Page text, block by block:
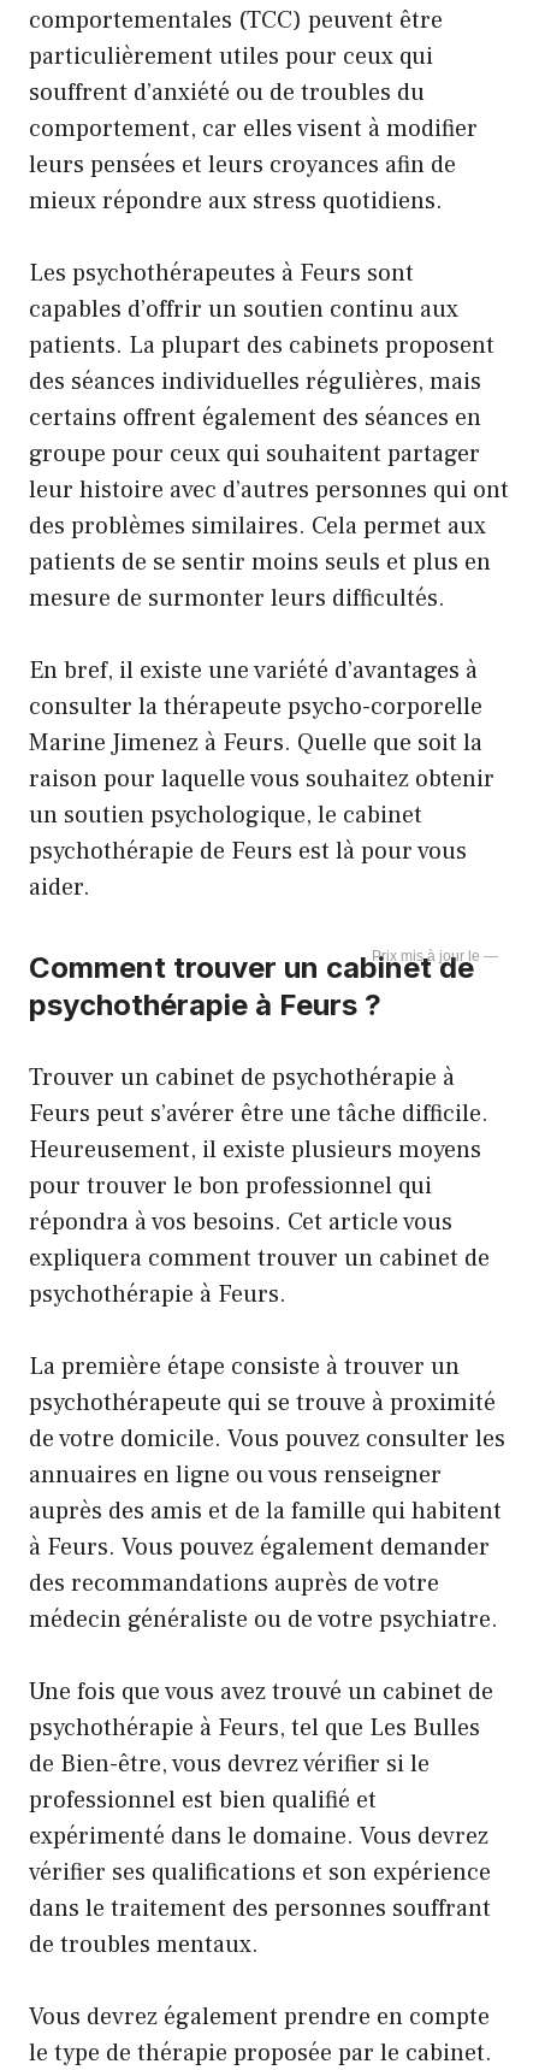
comportementales (TCC) peuvent être
particulièrement utiles pour ceux qui
souffrent d’anxiété ou de troubles du
comportement, car elles visent à modifier
leurs pensées et leurs croyances afin de
mieux répondre aux stress quotidiens.
Les psychothérapeutes à Feurs sont
capables d’offrir un soutien continu aux
patients. La plupart des cabinets proposent
des séances individuelles régulières, mais
certains offrent également des séances en
groupe pour ceux qui souhaitent partager
leur histoire avec d’autres personnes qui ont
des problèmes similaires. Cela permet aux
patients de se sentir moins seuls et plus en
mesure de surmonter leurs difficultés.
En bref, il existe une variété d’avantages à
consulter la thérapeute psycho-corporelle
Marine Jimenez à Feurs. Quelle que soit la
raison pour laquelle vous souhaitez obtenir
un soutien psychologique, le cabinet
psychothérapie de Feurs est là pour vous
aider.
—
Comment trouver un cabinet de
psychothérapie à Feurs ?
Trouver un cabinet de psychothérapie à
Feurs peut s’avérer être une tâche difficile.
Heureusement, il existe plusieurs moyens
pour trouver le bon professionnel qui
répondra à vos besoins. Cet article vous
expliquera comment trouver un cabinet de
psychothérapie à Feurs.
La première étape consiste à trouver un
psychothérapeute qui se trouve à proximité
de votre domicile. Vous pouvez consulter les
annuaires en ligne ou vous renseigner
auprès des amis et de la famille qui habitent
à Feurs. Vous pouvez également demander
des recommandations auprès de votre
médecin généraliste ou de votre psychiatre.
Une fois que vous avez trouvé un cabinet de
psychothérapie à Feurs, tel que Les Bulles
de Bien-être, vous devrez vérifier si le
professionnel est bien qualifié et
expérimenté dans le domaine. Vous devrez
vérifier ses qualifications et son expérience
dans le traitement des personnes souffrant
de troubles mentaux.
Vous devrez également prendre en compte
le type de thérapie proposée par le cabinet.